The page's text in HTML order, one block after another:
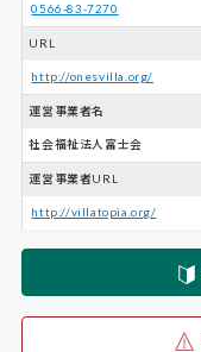
0566-83-7270
URL
http://onesvilla.org/
運営事業者名
社会福祉法人富士会
運営事業者URL
http://villatopia.org/